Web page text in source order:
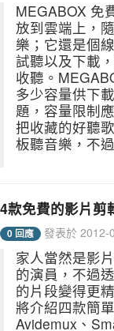
MEGABOX 免
放到雲端上，
樂；它還是個
試聽以及下載
收聽。
多少容量供下
題，容量限制
把收藏的好聽
板聽音樂，不
4款免費的影片剪
0 回應 發表於 2012-
家人當然是影
的演員，不過
的片段變得更
將介紹四款簡
Avidemux、